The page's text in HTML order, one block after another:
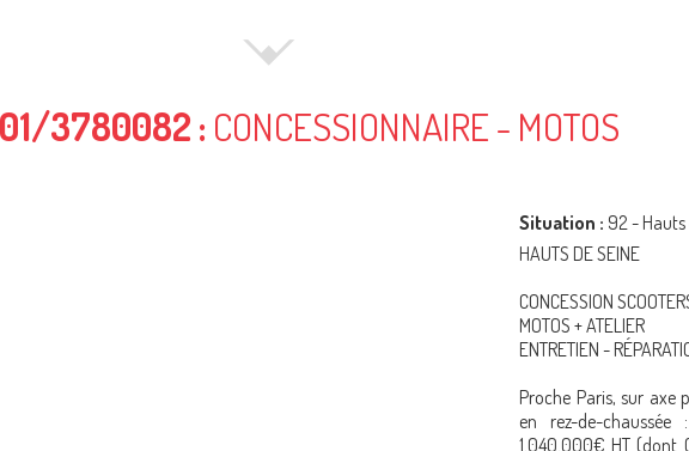
3780082 : CONCESSIONNAIRE - MOTOS
Situation : 92 - Hauts
HAUTS DE SEINE
CONCESSION
MOTOS + ATELIER
ENTRETIEN -
Proche Paris, sur axe
en rez-de-
1.040.000€ HT (dont